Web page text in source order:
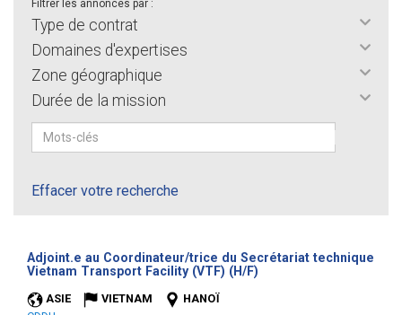
Filtrer les annonces par :
Type de contrat
Domaines d'expertises
Zone géographique
Durée de la mission
Effacer votre recherche
Adjoint.e au Coordinateur/trice du Secrétariat technique
Vietnam Transport Facility (VTF) (H/F)
ASIE VIETNAM
HANOÏ